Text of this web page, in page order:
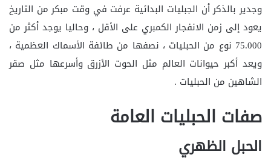
وجدير بالذكر أن الجبليات البدائية عرفت في وقت مبكر من التاريخ
يعود إلى زمن الانفجار الكمبري على الأقل ، وحاليا يوجد أكثر من
75.000 نوع من الحبليات ، نصفها من طائفة الأسماك العظمية ،
ويعد أكبر حيوانات العالم مثل الحوت الأزرق وأسرعها مثل صقر
الشاهين من الحبليات .
صفات الحبليات العامة
الحبل الظهري